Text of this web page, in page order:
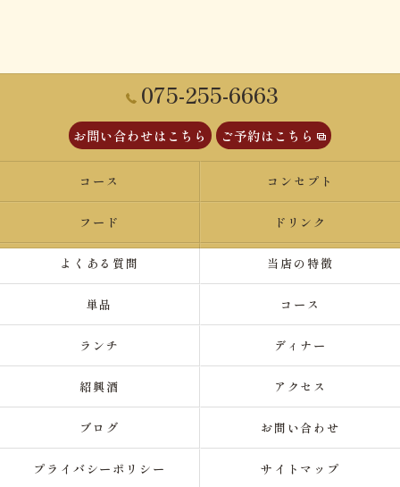
075-255-6663
お問い合わせはこちら ご予約はこちら
コース コンセプト
フード ドリンク
よくある質問 当店の特徴
単品 コース
ランチ ディナー
紹興酒 アクセス
ブログ お問い合わせ
プライバシーポリシー サイトマップ